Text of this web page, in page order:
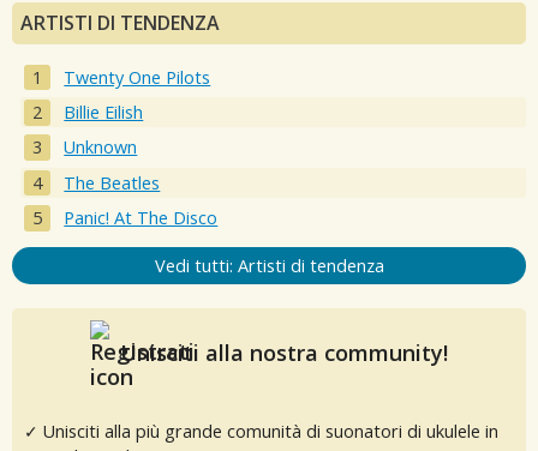
ARTISTI DI TENDENZA
Twenty One Pilots
Billie Eilish
Unknown
The Beatles
Panic! At The Disco
Vedi tutti: Artisti di tendenza
Unisciti alla nostra community!
✓ Unisciti alla più grande comunità di suonatori di ukulele in